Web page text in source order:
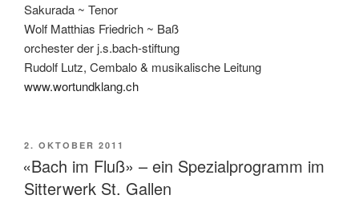
Sakurada ~ Tenor
Wolf Matthias Friedrich ~ Baß
orchester der j.s.bach-stiftung
Rudolf Lutz, Cembalo & musikalische Leitung
www.wortundklang.ch
VERÖFFENTLICHT
AM
2. OKTOBER 2011
«Bach im Fluß» – ein Spezialprogramm im
Sitterwerk St. Gallen